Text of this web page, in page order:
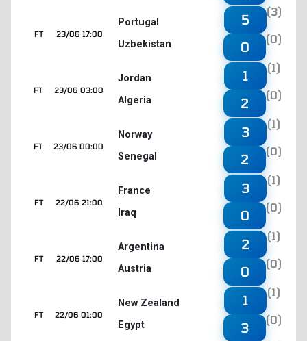
23/06 17:00
FT
Portugal
Uzbekistan
5
(3)
0
(0)
23/06 03:00
FT
Jordan
Algeria
1
(1)
2
(0)
23/06 00:00
FT
Norway
Senegal
3
(1)
2
(0)
22/06 21:00
FT
France
Iraq
3
(1)
0
(0)
22/06 17:00
FT
Argentina
Austria
2
(1)
0
(0)
22/06 01:00
FT
New Zealand
Egypt
1
(1)
3
(0)